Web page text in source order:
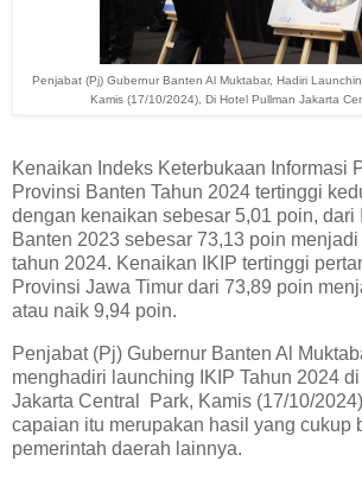
Penjabat (Pj) Gubernur Banten Al Muktabar, Hadiri
Kamis (17/10/2024), Di Hotel Pullman Jakarta
Kenaikan Indeks Keterbukaan Informasi
Provinsi Banten Tahun 2024 tertinggi
dengan kenaikan sebesar 5,01 poin, dari
Banten 2023 sebesar 73,13 poin
tahun 2024. Kenaikan IKIP tertinggi
Provinsi Jawa Timur dari 73,89 poin
atau naik 9,94 poin.
Penjabat (Pj) Gubernur Banten Al
menghadiri launching IKIP Tahun 2024
Jakarta Central Park, Kamis (17/10/
capaian itu merupakan hasil yang cukup
pemerintah daerah lainnya.